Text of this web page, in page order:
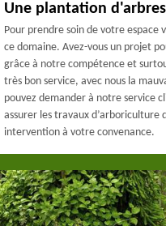
Une plantation
Pour prendre soin de votre
ce domaine. Avez-vous un projet
grâce à notre compétence et
très bon service, avec nous la
pouvez demander à notre service
assurer les travaux d’arboriculture
intervention à votre convenance.